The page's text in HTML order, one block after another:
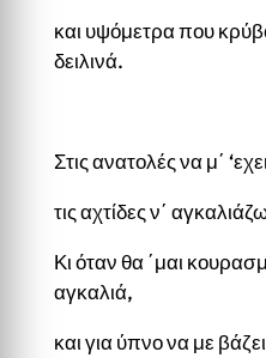
και υψόμετρα που
δειλινά.
Στις ανατολές να μ΄
τις αχτίδες ν΄
Κι όταν θα ΄μαι
αγκαλιά,
και για ύπνο να με